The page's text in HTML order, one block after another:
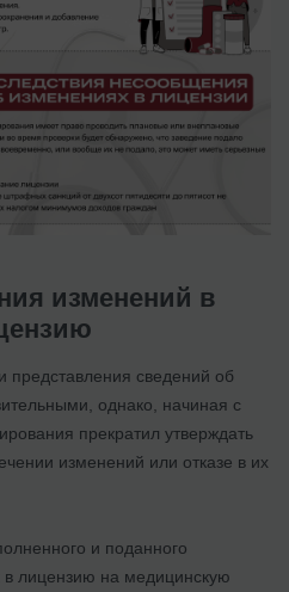
изменений в
представления сведений об
однако, начиная с
прекратил утверждать
изменений или отказе в их
и поданного
лицензию на медицинскую